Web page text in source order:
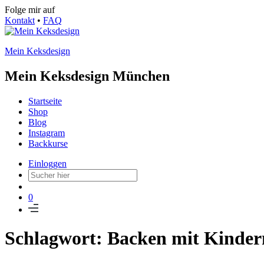
Folge mir auf
Kontakt • FAQ
Mein Keksdesign
Mein Keksdesign München
Startseite
Shop
Blog
Instagram
Backkurse
Einloggen
0
Schlagwort: Backen mit